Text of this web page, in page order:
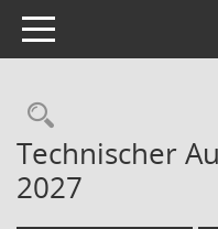
Toggle navigation
Technischer
2027